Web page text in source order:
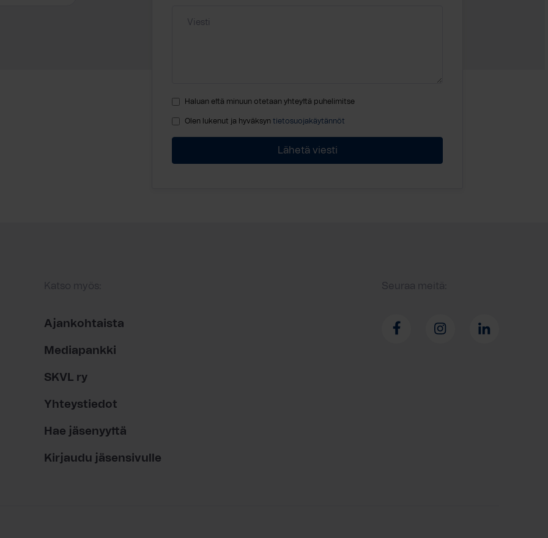
Haluan että minuun otetaan yhteyttä puhelimitse
Olen lukenut ja hyväksyntietosuojakäytännöt
Katso myös:
Ajankohtaista
Mediapankki
SKVL ry
Yhteystiedot
Hae jäsenyyttä
Kirjaudu jäsensivulle
Seuraa meitä: